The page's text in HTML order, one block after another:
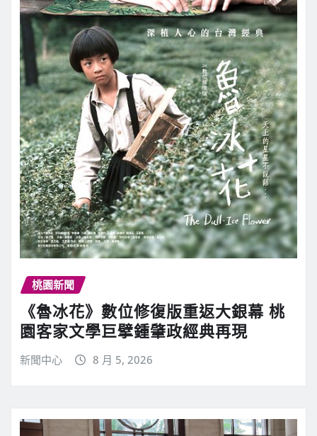
桃園新聞
《魯冰花》數位修復版重返大銀幕 桃
園客家文學巨擘鍾肇政經典再現
新聞中心 8 月 5, 2026